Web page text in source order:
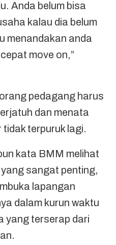
Anda belum bisa
kalau dia belum
menandakan anda
move on,”
pedagang harus
dan menata
terpuruk lagi.
kata BMM melihat
sangat penting,
lapangan
dalam kurun waktu
yang terserap dari